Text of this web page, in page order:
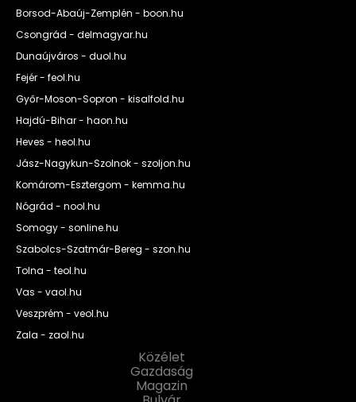
Borsod-Abaúj-Zemplén - boon.hu
Csongrád - delmagyar.hu
Dunaújváros - duol.hu
Fejér - feol.hu
Győr-Moson-Sopron - kisalfold.hu
Hajdú-Bihar - haon.hu
Heves - heol.hu
Jász-Nagykun-Szolnok - szoljon.hu
Komárom-Esztergom - kemma.hu
Nógrád - nool.hu
Somogy - sonline.hu
Szabolcs-Szatmár-Bereg - szon.hu
Tolna - teol.hu
Vas - vaol.hu
Veszprém - veol.hu
Zala - zaol.hu
Közélet
Gazdaság
Magazin